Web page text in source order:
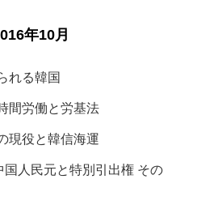
年10月
れる韓国
間労働と労基法
現役と韓信海運
国人民元と特別引出権 その